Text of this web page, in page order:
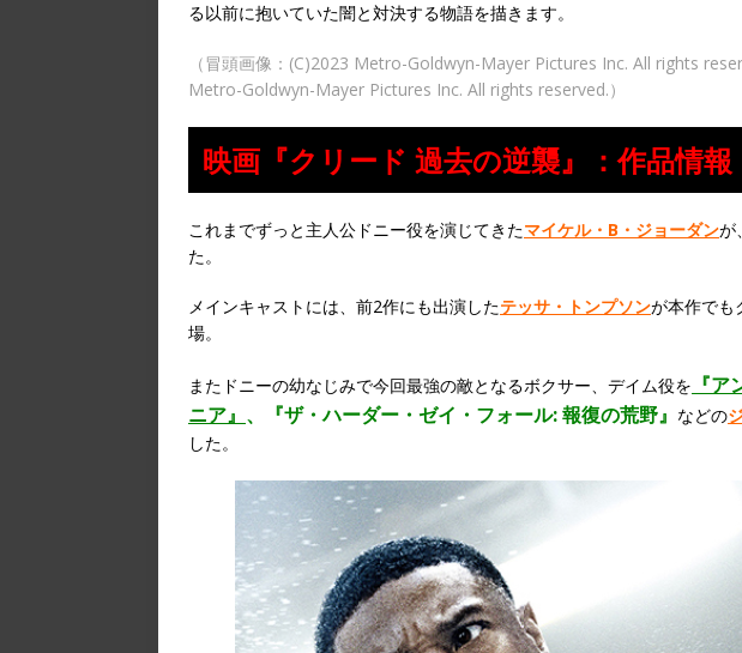
る以前に抱いていた闇と対決する物語を描きます。
（冒頭画像：(C)2023 Metro-Goldwyn-Mayer Pictures Inc. All rights
Metro-Goldwyn-Mayer Pictures Inc. All rights reserved.）
映画『クリード 過去の逆襲』：作品情報
これまでずっと主人公ドニー役を演じてきたマイケル・B・ジョーダンが
た。
メインキャストには、前2作にも出演したテッサ・トンプソンが本作でも
場。
またドニーの幼なじみで今回最強の敵となるボクサー、デイム役を 『
ニア』 、 『ザ・ハーダー・ ゼイ・フォール:報復の荒野』 などの
した。